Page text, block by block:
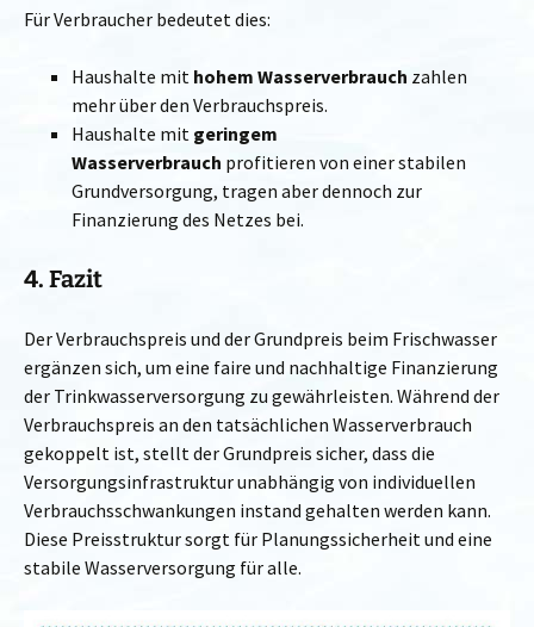
Für Verbraucher bedeutet dies:
Haushalte mit hohem Wasserverbrauch zahlen
mehr über den Verbrauchspreis.
Haushalte mit geringem
Wasserverbrauch profitieren von einer stabilen
Grundversorgung, tragen aber dennoch zur
Finanzierung des Netzes bei.
4. Fazit
Der Verbrauchspreis und der Grundpreis beim Frischwasser
ergänzen sich, um eine faire und nachhaltige Finanzierung
der Trinkwasserversorgung zu gewährleisten. Während der
Verbrauchspreis an den tatsächlichen Wasserverbrauch
gekoppelt ist, stellt der Grundpreis sicher, dass die
Versorgungsinfrastruktur unabhängig von individuellen
Verbrauchsschwankungen instand gehalten werden kann.
Diese Preisstruktur sorgt für Planungssicherheit und eine
stabile Wasserversorgung für alle.